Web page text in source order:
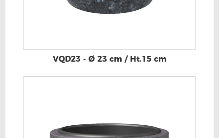
VQD23 - Ø 23 cm / Ht.15 cm